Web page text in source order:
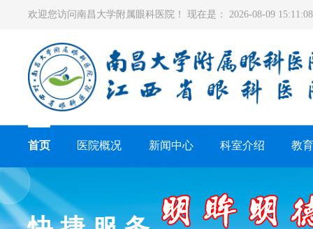
欢迎您访问南昌大学附属眼科医院！ 现在是： 2026-08-09
首页 医院概况 新闻中心 科室介绍 教